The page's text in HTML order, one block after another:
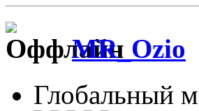
MR_Ozio
Глобальный